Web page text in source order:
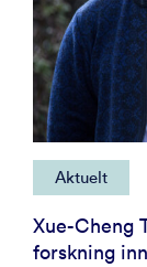
Aktuelt
Xue-Cheng
forskning